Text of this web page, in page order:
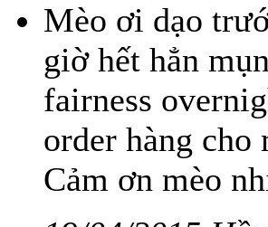
Mèo ơi dạo
giờ hết hẳn
fairness
order hàng cho
Cảm ơn mèo